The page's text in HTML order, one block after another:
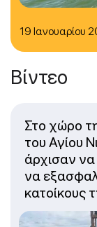
19 Ιανουαρίου
Βίντεο
Στο χώρο
του Αγίου
άρχισαν
να
κατοίκους